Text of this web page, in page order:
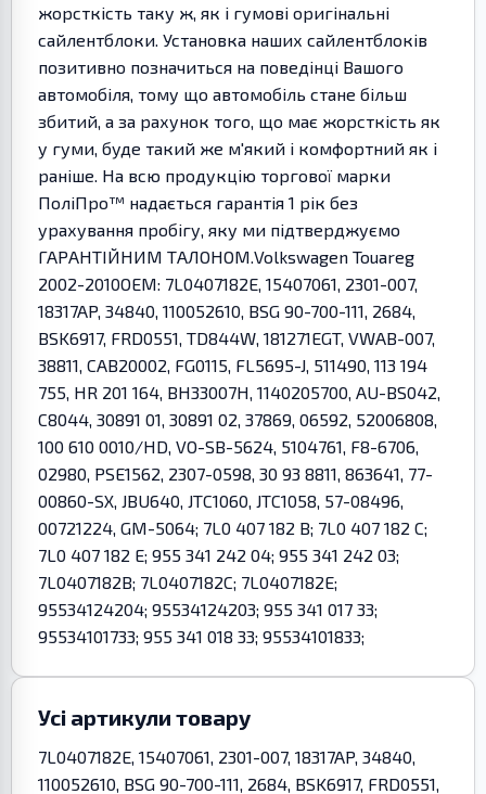
жорсткість таку ж, як і гумові оригінальні
сайлентблоки. Установка наших сайлентблоків
позитивно позначиться на поведінці Вашого
автомобіля, тому що автомобіль стане більш
збитий, а за рахунок того, що має жорсткість як
у гуми, буде такий же м'який і комфортний як і
раніше. На всю продукцію торгової марки
ПоліПро™ надається гарантія 1 рік без
урахування пробігу, яку ми підтверджуємо
ГАРАНТІЙНИМ ТАЛОНОМ.Volkswagen Touareg
2002-2010OEM: 7L0407182E, 15407061, 2301-007,
18317AP, 34840, 110052610, BSG 90-700-111, 2684,
BSK6917, FRD0551, TD844W, 181271EGT, VWAB-007,
38811, CAB20002, FG0115, FL5695-J, 511490, 113 194
755, HR 201 164, BH33007H, 1140205700, AU-BS042,
C8044, 30891 01, 30891 02, 37869, 06592, 52006808,
100 610 0010/HD, VO-SB-5624, 5104761, F8-6706,
02980, PSE1562, 2307-0598, 30 93 8811, 863641, 77-
00860-SX, JBU640, JTC1060, JTC1058, 57-08496,
00721224, GM-5064; 7L0 407 182 B; 7L0 407 182 C;
7L0 407 182 E; 955 341 242 04; 955 341 242 03;
7L0407182B; 7L0407182C; 7L0407182E;
95534124204; 95534124203; 955 341 017 33;
95534101733; 955 341 018 33; 95534101833;
Усі артикули товару
7L0407182E, 15407061, 2301-007, 18317AP, 34840,
110052610, BSG 90-700-111, 2684, BSK6917, FRD0551,